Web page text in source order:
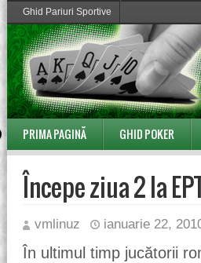
Ghid Pariuri Sportive
PRIMA PAGINĂ GHID POKER
Începe ziua 2 la
vmlinuz ianuarie 22,
În ultimul timp jucătorii